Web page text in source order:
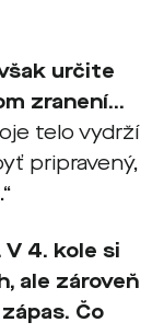
určite
zranení...
telo vydrží
pripravený,
4. kole si
ale zároveň
Čo